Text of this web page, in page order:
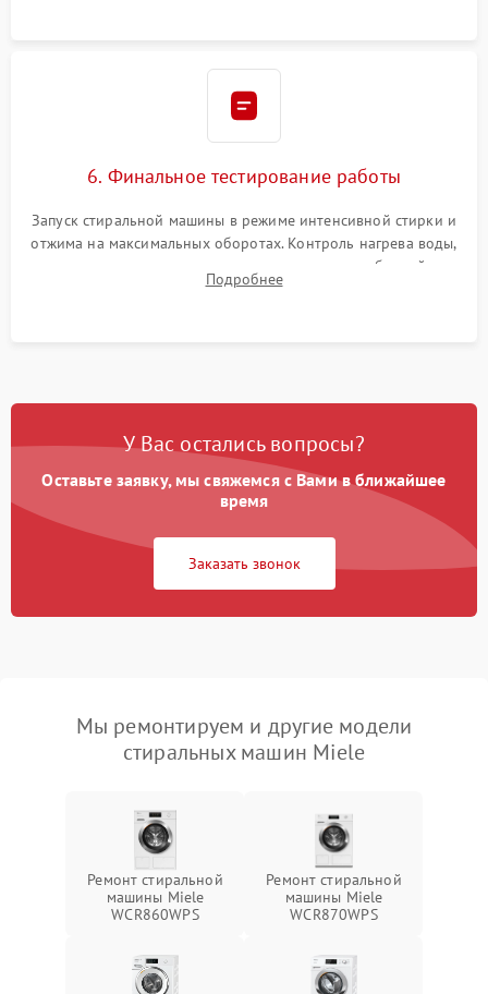
6. Финальное тестирование работы
Запуск стиральной машины в режиме интенсивной стирки и
отжима на максимальных оборотах. Контроль нагрева воды,
корректности слива, отсутствия излишних вибраций,
посторонних стуков и протечек под корпусом.
Подробнее
У Вас остались вопросы?
Оставьте заявку, мы свяжемся с Вами в ближайшее
время
Заказать звонок
Мы ремонтируем и другие модели
стиральных машин Miele
Ремонт стиральной
машины Miele
WCR860WPS
Ремонт стиральной
машины Miele
WCR870WPS